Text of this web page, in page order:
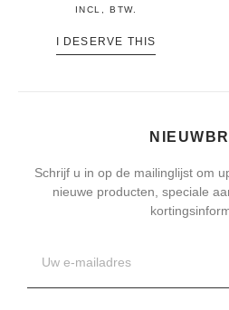
INCL, BTW.
I DESERVE THIS
Schrijf u in op de mailinglijst om
nieuwe producten, speciale